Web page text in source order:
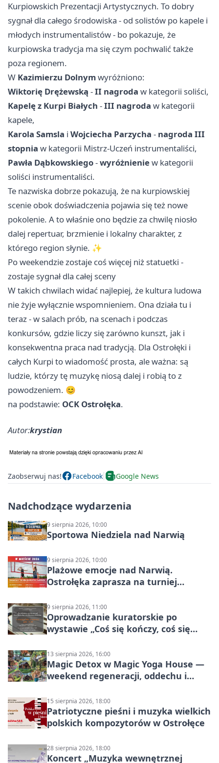
Kurpiowskich Prezentacji Artystycznych. To dobry
sygnał dla całego środowiska - od solistów po kapele i
młodych instrumentalistów - bo pokazuje, że
kurpiowska tradycja ma się czym pochwalić także
poza regionem.
W Kazimierzu Dolnymwyróżniono:
Wiktorię Drężewską -II nagroda w kategorii soliści,
Kapelę z Kurpi Białych -III nagroda w kategorii
kapele,
Karola Samsla i Wojciecha Parzycha - nagroda III
stopnia w kategorii Mistrz-Uczeń instrumentaliści,
Pawła Dąbkowskiego-wyróżnieniew kategorii
soliści instrumentaliści.
Te nazwiska dobrze pokazują, że na kurpiowskiej
scenie obok doświadczenia pojawia się też nowe
pokolenie. A to właśnie ono będzie za chwilę niosło
dalej repertuar, brzmienie i lokalny charakter, z
którego region słynie. ✨
Po weekendzie zostaje coś więcej niż statuetki -
zostaje sygnał dla całej sceny
W takich chwilach widać najlepiej, że kultura ludowa
nie żyje wyłącznie wspomnieniem. Ona działa tu i
teraz - w salach prób, na scenach i podczas
konkursów, gdzie liczy się zarówno kunszt, jak i
konsekwentna praca nad tradycją. Dla Ostrołęki i
całych Kurpi to wiadomość prosta, ale ważna: są
ludzie, którzy tę muzykę niosą dalej i robią to z
powodzeniem. 😊
na podstawie: OCK Ostrołęka.
Autor:krystian
Zaobserwuj nas! Facebook Google News
Nadchodzące wydarzenia
9 sierpnia 2026, 10:00
Sportowa Niedziela nad Narwią
9 sierpnia 2026, 10:00
Plażowe emocje nad Narwią.
Ostrołęka zaprasza na turniej
9 sierpnia 2026, 11:00
Oprowadzanie kuratorskie po
wystawie „Coś się kończy, coś się
Mazowsza do Korony”
13 sierpnia 2026, 16:00
Magic Detox w Magic Yoga House —
weekend regeneracji, oddechu i
15 sierpnia 2026, 18:00
Patriotyczne pieśni i muzyka wielkich
polskich kompozytorów w Ostrołęce
28 sierpnia 2026, 18:00
Koncert „Muzyka wewnętrznej